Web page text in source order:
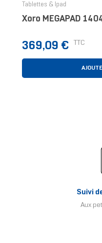
Tablettes & Ipad
Xoro MEGAPAD
Prix
369,09 € TTC
Suivi
Aux